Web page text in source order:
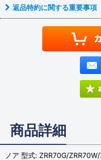
返品特約に関する重要事項
商品詳細
ノア 型式: ZRR70G/